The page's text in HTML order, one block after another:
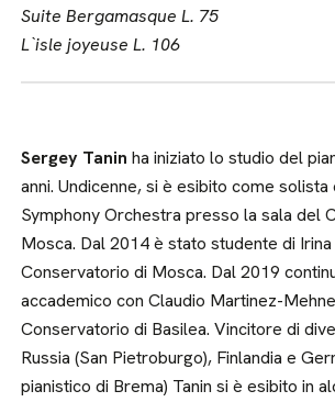
Suite Bergamasque L. 75
Lˋisle joyeuse L. 106
Sergey Tanin ha iniziato lo studio del
anni. Undicenne, si è esibito come
Symphony Orchestra presso la sala del
Mosca. Dal 2014 è stato studente di
Conservatorio di Mosca. Dal 2019
accademico con Claudio Martinez-
Conservatorio di Basilea. Vincitore di
Russia (San Pietroburgo), Finlandia e
pianistico di Brema) Tanin si è esibito in